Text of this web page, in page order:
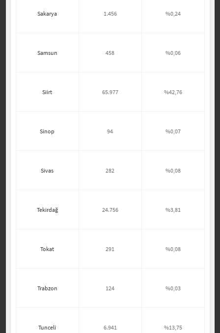
Sakarya 1.456 %0,24
Samsun 458 %0,06
Siirt 65.977 %42,76
Sinop 94 %0,07
Sivas 282 %0,08
Tekirdağ 24.756 %3,81
Tokat 291 %0,08
Trabzon 124 %0,03
Tunceli 6.941 %13,75